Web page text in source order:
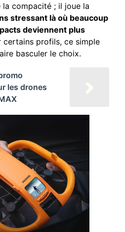
compacité ; il joue la
stressant là où beaucoup
deviennent plus
certains profils, ce simple
basculer le choix.
les drones